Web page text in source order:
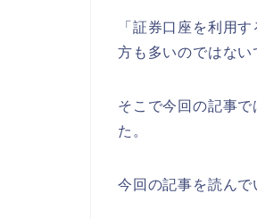
「証券口座を利用
方も多いのではない
そこで今回の記事
た。
今回の記事を読んで